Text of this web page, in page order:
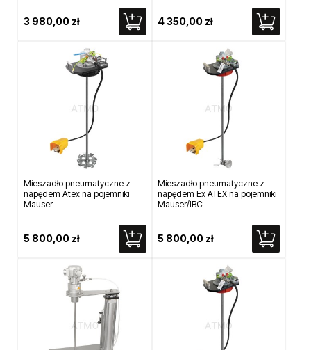
3 980,00 zł 4 350,00 zł
Mieszadło pneumatyczne z
napędem Atex na pojemniki
Mauser
5 800,00 zł
Mieszadło pneumatyczne z
napędem Ex ATEX na pojemniki
Mauser/IBC
5 800,00 zł